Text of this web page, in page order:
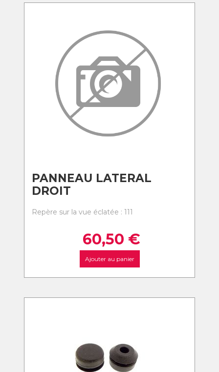
PANNEAU LATERAL
DROIT
Repère sur la vue éclatée : 111
60,50 €
Ajouter au panier